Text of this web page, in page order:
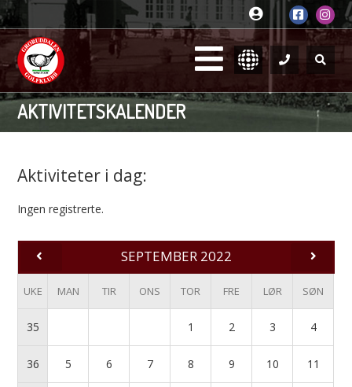
AKTIVITETSKALENDER
Aktiviteter i dag:
Ingen registrerte.
SEPTEMBER 2022
UKE MAN TIR ONS TOR FRE LØR SØN
35 1 2 3 4
36 5 6 7 8 9 10 11